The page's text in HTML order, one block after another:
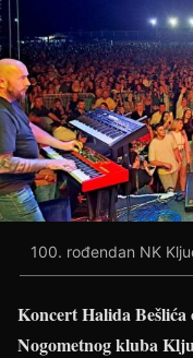
100. rođendan NK
Koncert Halida
Nogometnog kluba